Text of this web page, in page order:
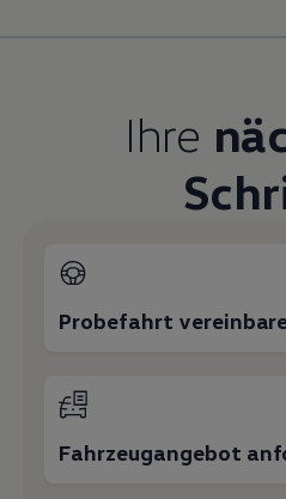
Volkswagen R
Pannen- und
Volkswagen
Ihre
Probefahrt
Fahrzeugangebot